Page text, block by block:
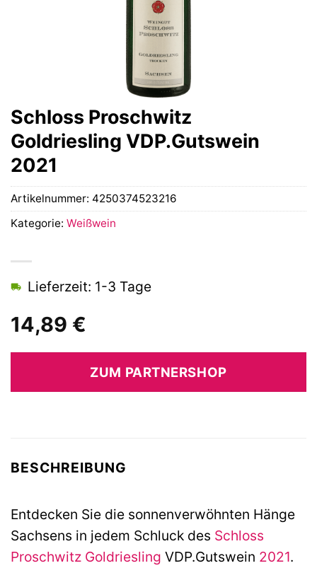
Schloss Proschwitz
Goldriesling VDP.Gutswein
2021
14,89 €
Lieferzeit: 1-3 Tage
ZUM PARTNERSHOP
Artikelnummer: 4250374523216
Kategorie: Weißwein
BESCHREIBUNG
Entdecken Sie die sonnenverwöhnten Hänge
Sachsens in jedem Schluck des Schloss
Proschwitz Goldriesling VDP.Gutswein 2021.